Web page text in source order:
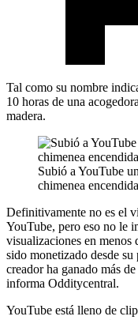
Tal como su nombre
10 horas de una
madera.
Subió a YouTube
chimenea
Definitivamente no es el
YouTube, pero eso no le
visualizaciones en menos
sido monetizado desde
creador ha ganado más
informa Odditycentral.
YouTube está lleno de